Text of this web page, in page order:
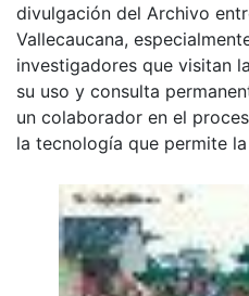
divulgación del Archivo
Vallecaucana,
investigadores que visitan
su uso y consulta
un colaborador en el
la tecnología que permite